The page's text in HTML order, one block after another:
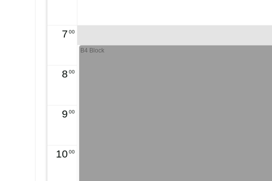
7 00
8 00
9 00
10 00
B4 Block